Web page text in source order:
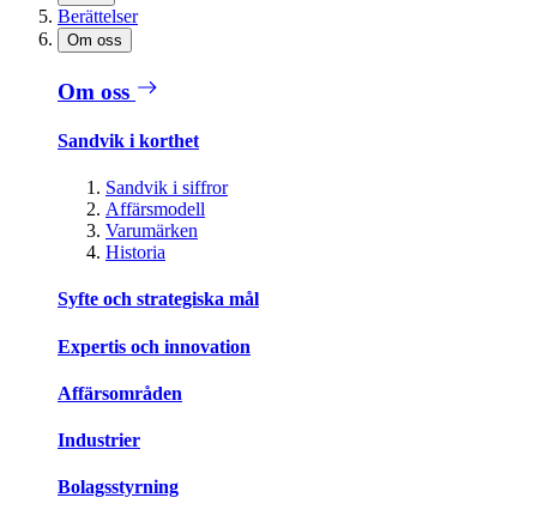
Berättelser
Om oss
Om oss
Sandvik i korthet
Sandvik i siffror
Affärsmodell
Varumärken
Historia
Syfte och strategiska mål
Expertis och innovation
Affärsområden
Industrier
Bolagsstyrning